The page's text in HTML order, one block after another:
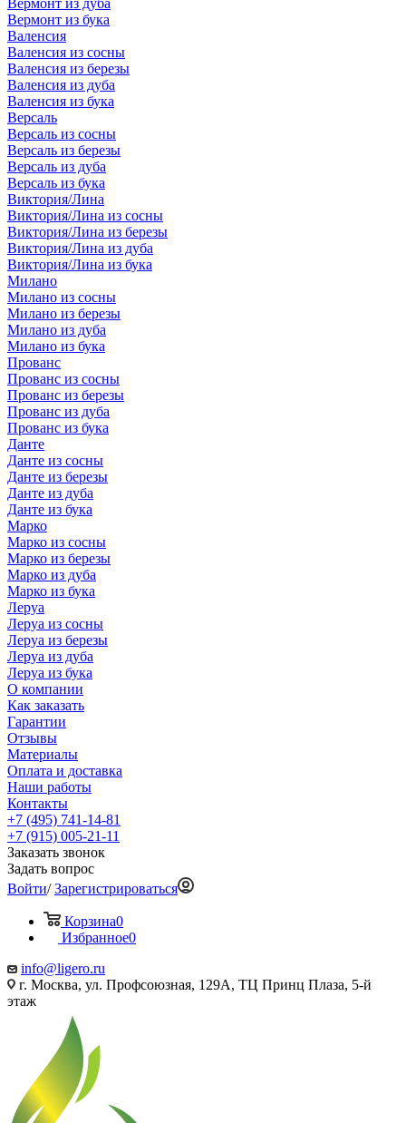
Вермонт из дуба
Вермонт из бука
Валенсия
Валенсия из сосны
Валенсия из березы
Валенсия из дуба
Валенсия из бука
Версаль
Версаль из сосны
Версаль из березы
Версаль из дуба
Версаль из бука
Виктория/Лина
Виктория/Лина из сосны
Виктория/Лина из березы
Виктория/Лина из дуба
Виктория/Лина из бука
Милано
Милано из сосны
Милано из березы
Милано из дуба
Милано из бука
Прованс
Прованс из сосны
Прованс из березы
Прованс из дуба
Прованс из бука
Данте
Данте из сосны
Данте из березы
Данте из дуба
Данте из бука
Марко
Марко из сосны
Марко из березы
Марко из дуба
Марко из бука
Леруа
Леруа из сосны
Леруа из березы
Леруа из дуба
Леруа из бука
О компании
Как заказать
Гарантии
Отзывы
Материалы
Оплата и доставка
Наши работы
Контакты
+7 (495) 741-14-81
+7 (915) 005-21-11
Заказать звонок
Задать вопрос
Войти/Зарегистрироваться
Корзина0
Избранное0
info@ligero.ru
г. Москва, ул. Профсоюзная, 129А, ТЦ Принц Плаза, 5-й
этаж